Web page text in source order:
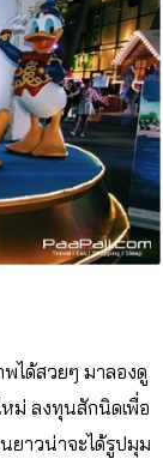
ได้สวยๆ มาลองดู
หม่ ลงทุนสักนิดเพื่อ
ยาวน่าจะได้รูปมุม